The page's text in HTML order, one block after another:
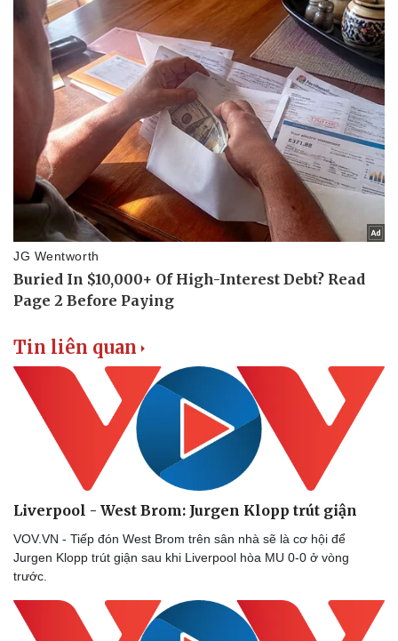
Doanh nghiệp
Thông tin doanh nghiệp
Doanh nghiệp 24h
Doanh nhân
Vì cộng đồng
Công nghệ
Sành điệu
Tin Công nghệ
Trải nghiệm
Chuyển đổi số
Tin liên quan
Liverpool - West Brom: Jurgen Klopp trút giận
VOV.VN - Tiếp đón West Brom trên sân nhà sẽ là cơ hội để
Jurgen Klopp trút giận sau khi Liverpool hòa MU 0-0 ở vòng
trước.